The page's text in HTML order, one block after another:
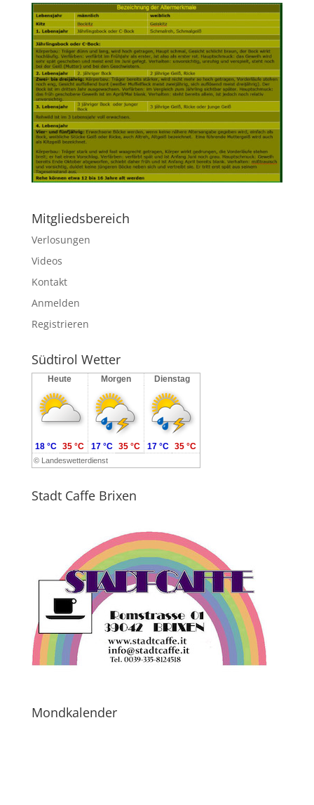
Mitgliedsbereich
Verlosungen
Videos
Kontakt
Anmelden
Registrieren
Südtirol Wetter
Heute Morgen Dienstag
© Landeswetterdienst
18 °C 35 °C 17 °C 35 °C 17 °C 35 °C
Stadt Caffe Brixen
Mondkalender